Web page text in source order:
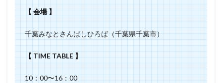
【 会場 】
千葉みなとさんばしひろば（千葉県千葉市）
【 TIME TABLE 】
10：00〜16：00